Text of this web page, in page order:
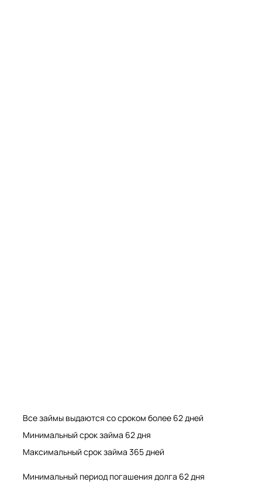
Все займы выдаются со сроком более 62 дней
Минимальный срок займа 62 дня
Максимальный срок займа 365 дней
Минимальный период погашения долга 62 дня